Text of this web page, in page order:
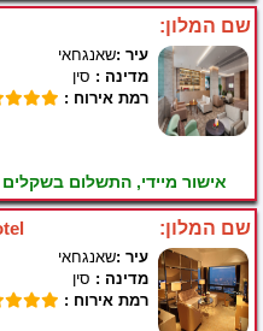
שם המלון:
עיר :שאנגחאי
מדינה : סין
רמת אירוח :
אישור מיידי, התשלום
שם המלון:
עיר :שאנגחאי
מדינה : סין
רמת אירוח :